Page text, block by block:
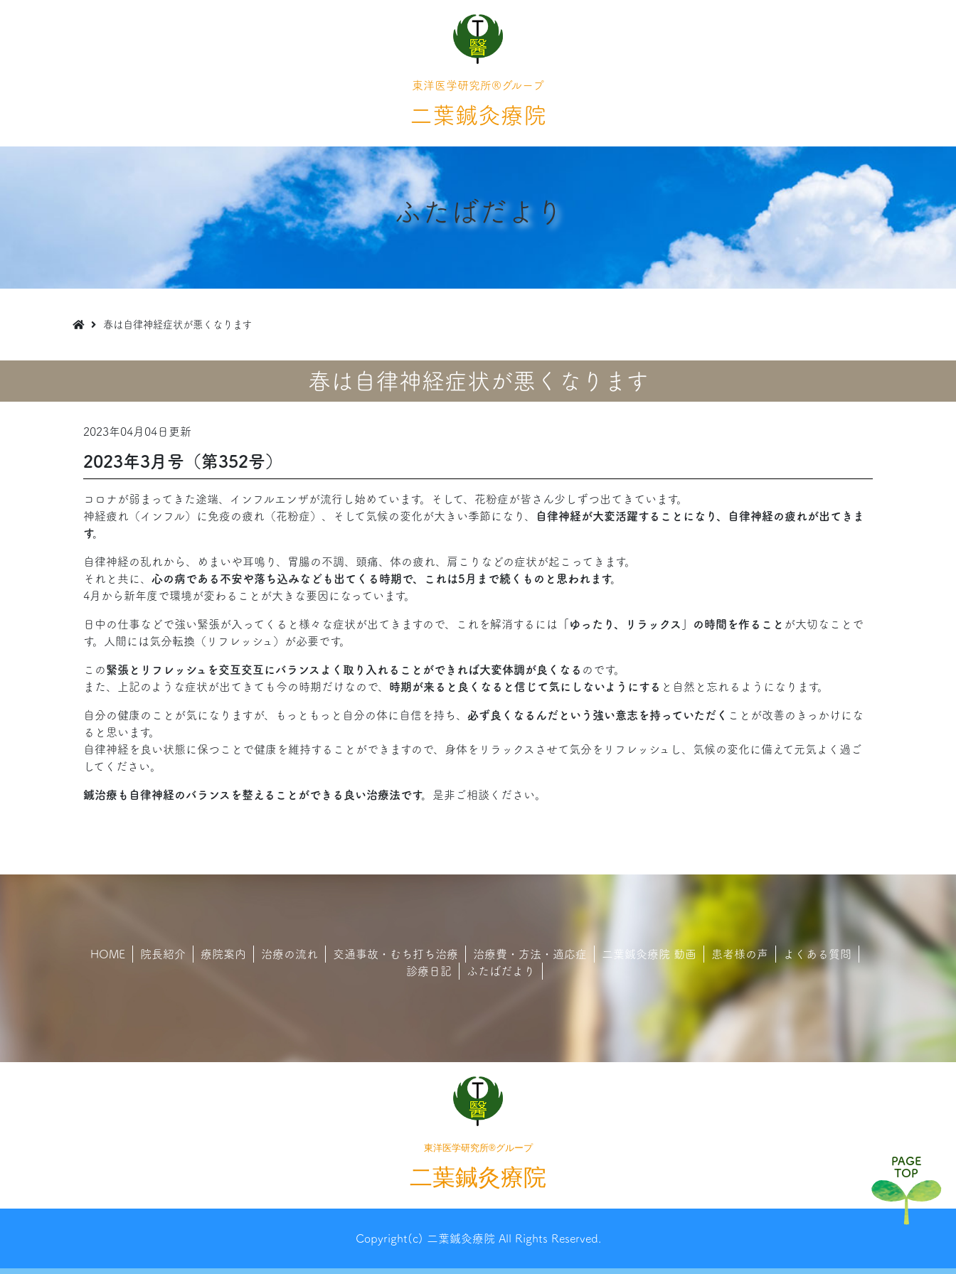
東洋医学研究所®グループ
二葉鍼灸療院
ふたばだより
春は自律神経症状が悪くなります
春は自律神経症状が悪くなります
2023年04月04日更新
2023年3月号（第352号）
コロナが弱まってきた途端、インフルエンザが流行し始めています。そして、花粉症が皆さん少しずつ出てきています。
神経疲れ（インフル）に免疫の疲れ（花粉症）、そして気候の変化が大きい季節になり、
自律神経が大変活躍することになり、自律神経の疲れが出てきま
す。
自律神経の乱れから、めまいや耳鳴り、胃腸の不調、頭痛、体の疲れ、肩こりなどの症状が起こってきます。
それと共に、 心の病である不安や落ち込みなども出てくる時期で、これは5月まで続くものと思われます。
4月から新年度で環境が変わることが大きな要因になっています。
日中の仕事などで強い緊張が入ってくると様々な症状が出てきますので、これを解消するには 「ゆったり、リラックス」の時間を作ること が大切なことで
す。人間には気分転換（リフレッシュ）が必要です。
この緊張とリフレッシュを交互交互にバランスよく取り入れることができれば大変体調が良くなる のです。
また、上記のような症状が出てきても今の時期だけなので、 時期が来ると良くなると信じて気にしないようにする と自然と忘れるようになります。
自分の健康のことが気になりますが、もっともっと自分の体に自信を持ち、 必ず良くなるんだという強い意志を持っていただく ことが改善のきっかけにな
ると思います。
自律神経を良い状態に保つことで健康を維持することができますので、身体をリラックスさせて気分をリフレッシュし、気候の変化に備えて元気よく過ご
してください。
鍼治療も自律神経のバランスを整えることができる良い治療法です。 是非ご相談ください。
HOME 院長紹介 療院案内 治療の流れ 交通事故・むち打ち治療 治療費・方法・適応症 二葉鍼灸療院 動画 患者様の声
よくある質問
診療日記
ふたばだより
東洋医学研究所®グループ
二葉鍼灸療院
Copyright(c) 二葉鍼灸療院 All Rights Reserved.
PAGE
TOP